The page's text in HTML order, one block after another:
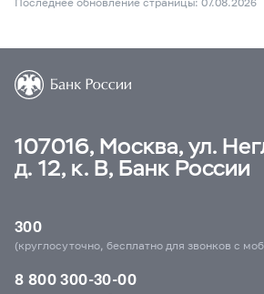
107016, Москва, ул.
д. 12, к. В, Банк России
300
(круглосуточно, бесплатно для звонков с
8 800 300-30-00